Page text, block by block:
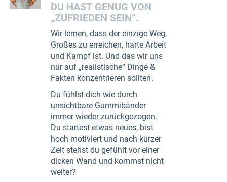
DU HAST GENUG VON
„ZUFRIEDEN SEIN“.
Wir lernen, dass der einzige Weg,
Großes zu erreichen, harte Arbeit
und Kampf ist. Und das wir uns
nur auf „realistische“ Dinge &
Fakten konzentrieren sollten.
Du fühlst dich wie durch
unsichtbare Gummibänder
immer wieder zurückgezogen.
Du startest etwas neues, bist
hoch motiviert und nach kurzer
Zeit stehst du gefühlt vor einer
dicken Wand und kommst nicht
weiter?